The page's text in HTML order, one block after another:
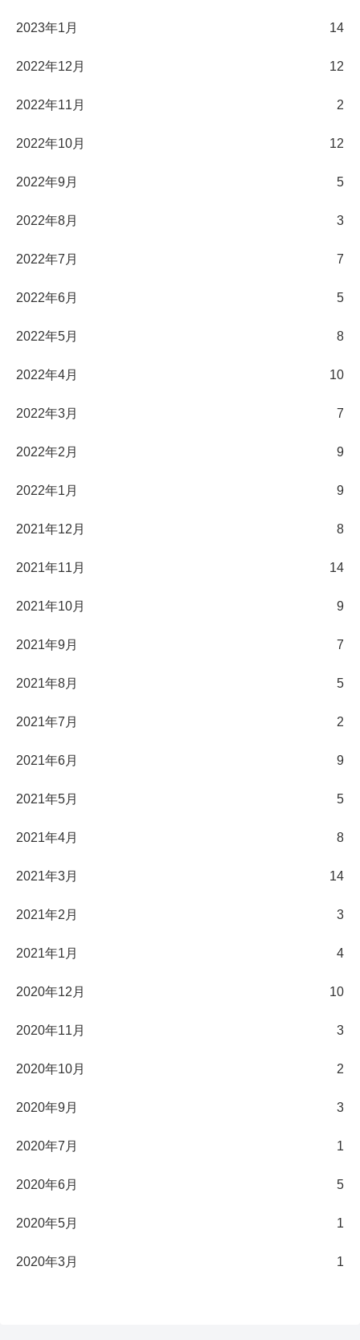
2023年1月 14
2022年12月 12
2022年11月 2
2022年10月 12
2022年9月 5
2022年8月 3
2022年7月 7
2022年6月 5
2022年5月 8
2022年4月 10
2022年3月 7
2022年2月 9
2022年1月 9
2021年12月 8
2021年11月 14
2021年10月 9
2021年9月 7
2021年8月 5
2021年7月 2
2021年6月 9
2021年5月 5
2021年4月 8
2021年3月 14
2021年2月 3
2021年1月 4
2020年12月 10
2020年11月 3
2020年10月 2
2020年9月 3
2020年7月 1
2020年6月 5
2020年5月 1
2020年3月 1